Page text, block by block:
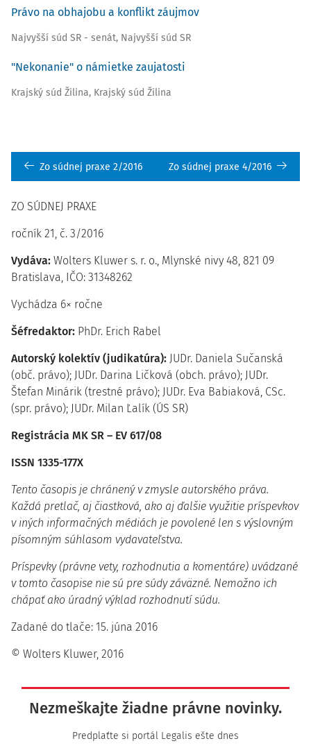
Právo na obhajobu a konflikt záujmov
Najvyšší súd SR - senát, Najvyšší súd SR
"Nekonanie" o námietke zaujatosti
Krajský súd Žilina, Krajský súd Žilina
Zo súdnej praxe 2/2016 Zo súdnej praxe 4/2016
ZO SÚDNEJ PRAXE
ročník 21, č. 3/2016
Vydáva: Wolters Kluwer s. r. o., Mlynské nivy 48, 821 09
Bratislava, IČO: 31348262
Vychádza 6× ročne
Šéfredaktor: PhDr. Erich Rabel
Autorský kolektív (judikatúra): JUDr. Daniela Sučanská
(obč. právo); JUDr. Darina Ličková (obch. právo); JUDr.
Štefan Minárik (trestné právo); JUDr. Eva Babiaková, CSc.
(spr. právo); JUDr. Milan Ľalík (ÚS SR)
Registrácia MK SR – EV 617/08
ISSN 1335-177X
Tento časopis je chránený v zmysle autorského práva.
Každá pretlač, aj čiastková, ako aj ďalšie využitie príspevkov
v iných informačných médiách je povolené len s výslovným
písomným súhlasom vydavateľstva.
Príspevky (právne vety, rozhodnutia a komentáre) uvádzané
v tomto časopise nie sú pre súdy záväzné. Nemožno ich
chápať ako úradný výklad rozhodnutí súdu.
Zadané do tlače: 15. júna 2016
© Wolters Kluwer, 2016
Nezmeškajte žiadne právne novinky.
Predplaťte si portál Legalis ešte dnes